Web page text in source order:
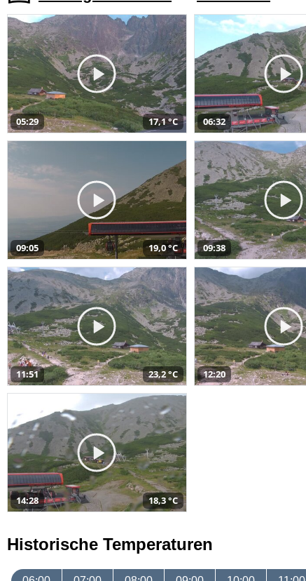
05:29 17,1 °C 06:32
09:05 19,0 °C 09:38
11:51 23,2 °C 12:20
14:28 18,3 °C
Historische Temperaturen